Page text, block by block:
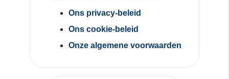
Ons privacy-beleid
Ons cookie-beleid
Onze algemene voorwaarden